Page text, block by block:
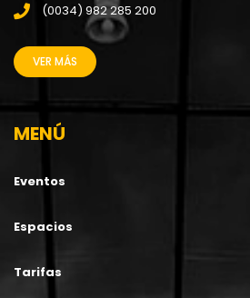
(0034) 982 285 200
VER MÁS
MENÚ
Eventos
Espacios
Tarifas